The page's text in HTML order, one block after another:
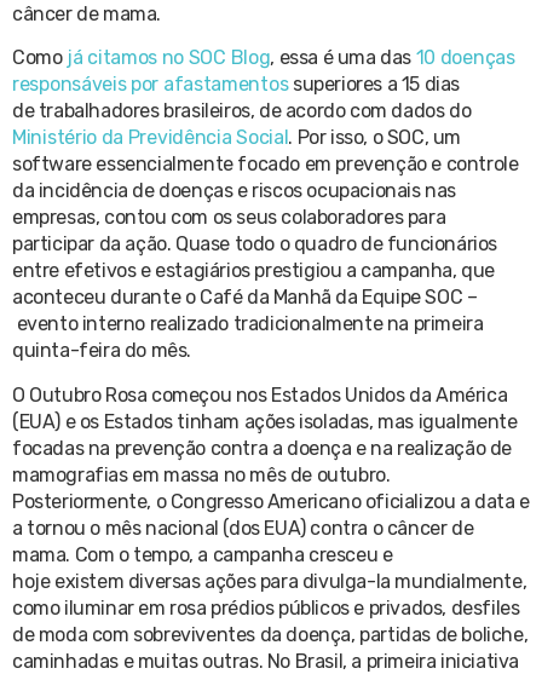
câncer de mama.
Como já citamos no SOC Blog, essa é uma das 10 doenças
responsáveis por afastamentossuperiores a 15 dias
de trabalhadores brasileiros, de acordo com dados do
Ministério da Previdência Social. Por isso, o SOC, um
software essencialmente focado em prevenção e controle
da incidência de doenças e riscos ocupacionais nas
empresas, contou com os seus colaboradores para
participar da ação. Quase todo o quadro de funcionários
entre efetivos e estagiários prestigiou a campanha, que
aconteceu durante o Café da Manhã da Equipe SOC –
evento interno realizado tradicionalmente na primeira
quinta-feira do mês.
O Outubro Rosa começou nos Estados Unidos da América
(EUA) e os Estados tinham ações isoladas, mas igualmente
focadas na prevenção contra a doença e na realização de
mamografias em massa no mês de outubro.
Posteriormente, o Congresso Americano oficializou a data e
a tornou o mês nacional (dos EUA) contra o câncer de
mama. Com o tempo, a campanha cresceu e
hoje existem diversas ações para divulga-la mundialmente,
como iluminar em rosa prédios públicos e privados, desfiles
de moda com sobreviventes da doença, partidas de boliche,
caminhadas e muitas outras. No Brasil, a primeira iniciativa